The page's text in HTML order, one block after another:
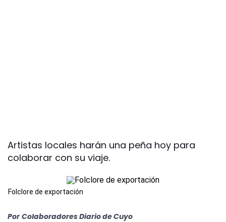
Artistas locales harán una peña hoy para
colaborar con su viaje.
Folclore de exportación
Por Colaboradores Diario de Cuyo